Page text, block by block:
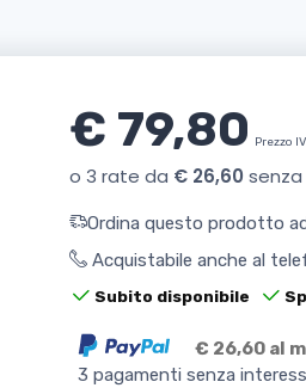
€ 79,80 Prezzo
Ordina questo prodotto
Acquistabile anche al
Subito disponibile
€ 26,60 al
3 pagamenti senza